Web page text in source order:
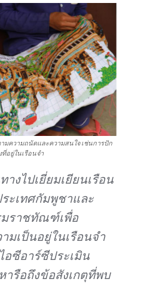
มความถนัดและความสนใจ เช่นการปัก
ที่อยู่ในเรือนจำ
างไปเยี่ยมเยียนเรือน
ะเทศกัมพูชาและ
มราชทัณฑ์เพื่อ
มเป็นอยู่ในเรือนจำ
อซีอาร์ซีประเมิน
รือถึงข้อสังเกตุที่พบ